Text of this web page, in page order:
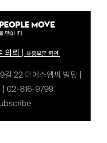
의뢰 채용부문 확인
길 22 더에스엠씨 빌딩
02-816-9799